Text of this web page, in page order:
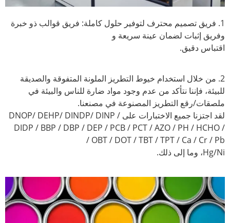
1. فريق تصميم محترف لتوفير حلول كاملة: فريق قوالب ذو خبرة
وفريق إثبات لضمان عينة سريعة و
اقتباس دقيق.
2. من خلال استخدام خيوط التطريز الملونة المتفوقة والصديقة
للبيئة، فإننا نتأكد من عدم وجود مواد ضارة للناس والبيئة في
ملصقات/رقع التطريز المصنوعة في مصنعنا.
لقد اجتزنا جميع الاختبارات على DNOP/ DEHP/ DINDP/ DINP /
DIDP / BBP / DBP / DEP / PCB / PCT / AZO / PH / HCHO /
OBT / DOT / TBT / TPT / Ca / Cr / Pb /
Hg/Ni، وما إلى ذلك.